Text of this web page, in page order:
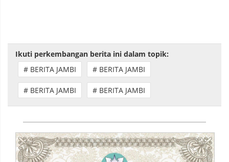
Ikuti perkembangan berita ini dalam topik:
# BERITA JAMBI
# BERITA JAMBI
# BERITA JAMBI # BERITA JAMBI